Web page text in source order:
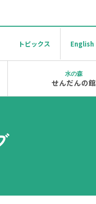
トピックス English
水の森
せんだんの館